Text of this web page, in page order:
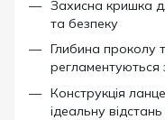
Захисна кришка
та безпеку
Глибина проколу
Конструкція
ідеальну